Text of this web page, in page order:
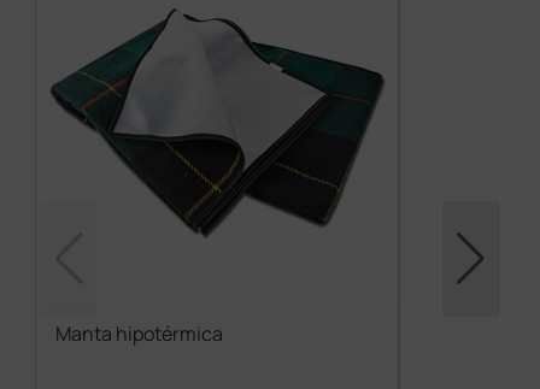
Manta hipotérmica